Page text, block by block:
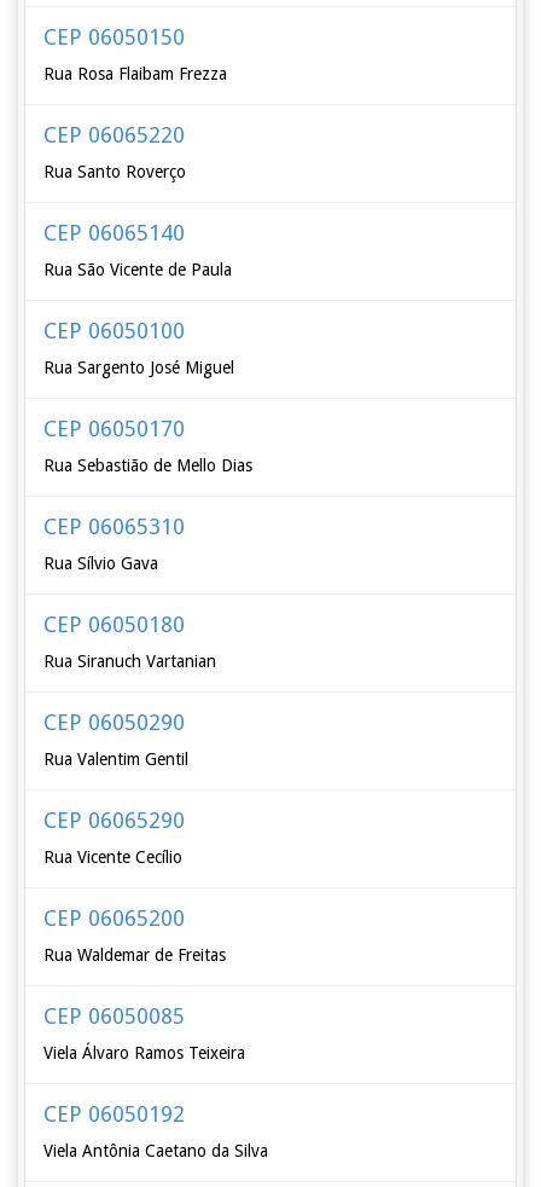
CEP 06050150
Rua Rosa Flaibam Frezza
CEP 06065220
Rua Santo Roverço
CEP 06065140
Rua São Vicente de Paula
CEP 06050100
Rua Sargento José Miguel
CEP 06050170
Rua Sebastião de Mello Dias
CEP 06065310
Rua Sílvio Gava
CEP 06050180
Rua Siranuch Vartanian
CEP 06050290
Rua Valentim Gentil
CEP 06065290
Rua Vicente Cecílio
CEP 06065200
Rua Waldemar de Freitas
CEP 06050085
Viela Álvaro Ramos Teixeira
CEP 06050192
Viela Antônia Caetano da Silva